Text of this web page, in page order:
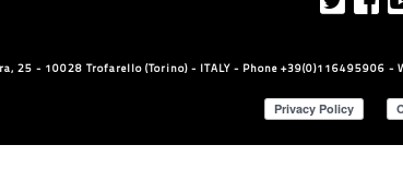
25 - 10028 Trofarello (Torino) - ITALY - Phone